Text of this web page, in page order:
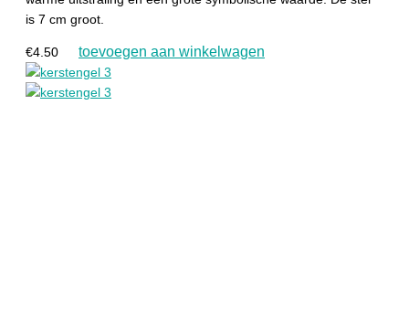
is 7 cm groot.
€4.50 toevoegen aan winkelwagen